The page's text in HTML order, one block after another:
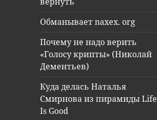
Обманывает naxex. org
Почему не надо верить
«Голосу крипты» (Николай
Дементьев)
Куда делась Наталья
Смирнова из пирамиды Life
Is Good